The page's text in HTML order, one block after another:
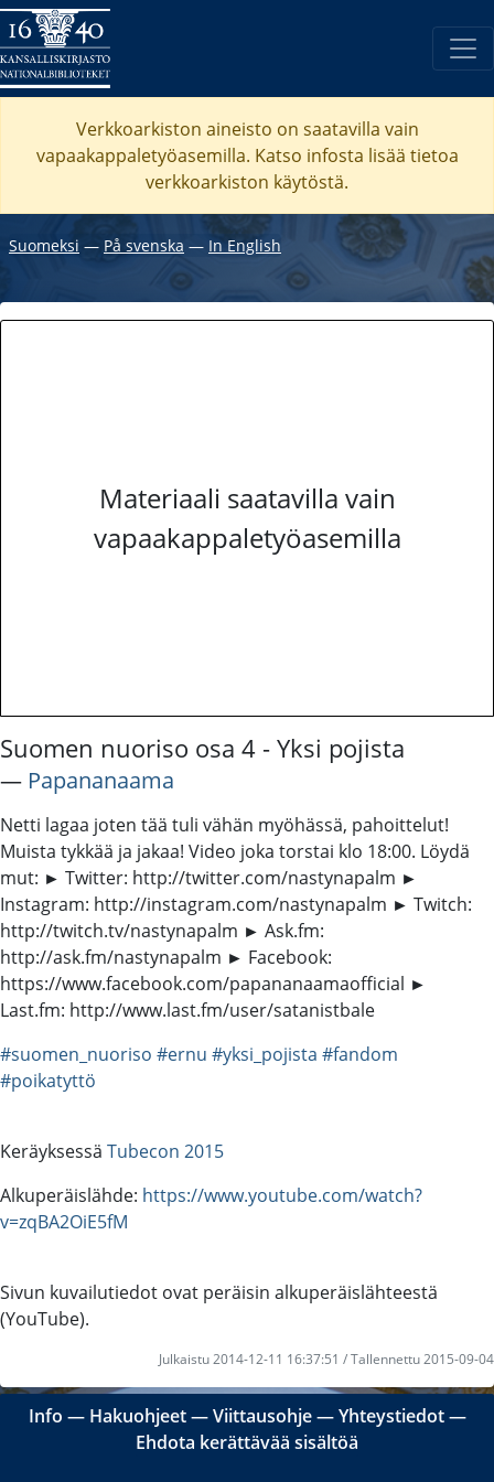
Verkkoarkiston aineisto on saatavilla vain
vapaakappaletyöasemilla. Katso infosta lisää tietoa
verkkoarkiston käytöstä.
Suomeksi ― På svenska ― In English
Materiaali saatavilla vain
vapaakappaletyöasemilla
Suomen nuoriso osa 4 - Yksi pojista
― Papananaama
Netti lagaa joten tää tuli vähän myöhässä, pahoittelut!
Muista tykkää ja jakaa! Video joka torstai klo 18:00. Löydä
mut: ► Twitter: http://twitter.com/nastynapalm ►
Instagram: http://instagram.com/nastynapalm ► Twitch:
http://twitch.tv/nastynapalm ► Ask.fm:
http://ask.fm/nastynapalm ► Facebook:
https://www.facebook.com/papananaamaofficial ►
Last.fm: http://www.last.fm/user/satanistbale
#suomen_nuoriso #ernu #yksi_pojista #fandom
#poikatyttö
Keräyksessä Tubecon 2015
Alkuperäislähde: https://www.youtube.com/watch?
v=zqBA2OiE5fM
Sivun kuvailutiedot ovat peräisin alkuperäislähteestä
(YouTube).
Julkaistu 2014-12-11 16:37:51 / Tallennettu 2015-09-04
Info ― Hakuohjeet―Viittausohje―Yhteystiedot―
Ehdota kerättävää sisältöä